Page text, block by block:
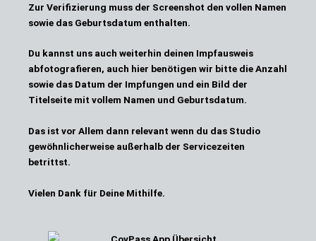
Zur Verifizierung muss der Screenshot den vollen Namen
sowie das Geburtsdatum enthalten.
Du kannst uns auch weiterhin deinen Impfausweis
abfotografieren, auch hier benötigen wir bitte die Anzahl
sowie das Datum der Impfungen und ein Bild der
Titelseite mit vollem Namen und Geburtsdatum.
Das ist vor Allem dann relevant wenn du das Studio
gewöhnlicherweise außerhalb der Servicezeiten
betrittst.
Vielen Dank für Deine Mithilfe.